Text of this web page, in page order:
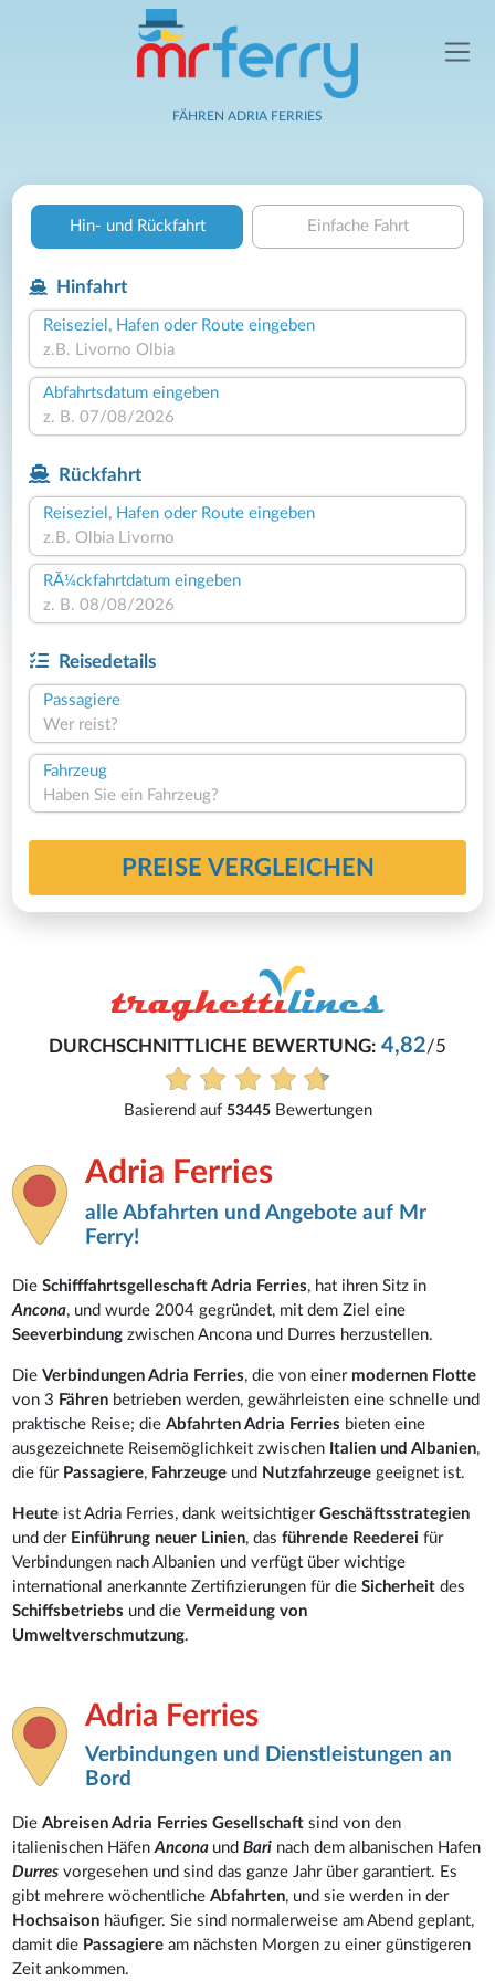
FÄHREN ADRIA FERRIES
Hin- und Rückfahrt Einfache Fahrt
Hinfahrt
Reiseziel, Hafen oder Route eingeben
Abfahrtsdatum eingeben
Rückfahrt
Reiseziel, Hafen oder Route eingeben
RÃ¼ckfahrtdatum eingeben
Reisedetails
Passagiere
Wer reist?
Fahrzeug
Haben Sie ein Fahrzeug?
PREISE VERGLEICHEN
DURCHSCHNITTLICHE BEWERTUNG: 4,82/5
Basierend auf 53445Bewertungen
Adria Ferries
alle Abfahrten und Angebote auf Mr
Ferry!
DieSchifffahrtsgelleschaft Adria Ferries, hat ihren Sitz in
Ancona, und wurde 2004 gegründet, mit dem Ziel eine
Seeverbindung zwischen Ancona und Durres herzustellen.
DieVerbindungen Adria Ferries, die von einer modernen Flotte
von 3 Fähren betrieben werden, gewährleisten eine schnelle und
praktische Reise; dieAbfahrten Adria Ferries bieten eine
ausgezeichnete Reisemöglichkeit zwischen Italien und Albanien,
die für Passagiere, Fahrzeuge und Nutzfahrzeugegeeignet ist.
Heute ist Adria Ferries, dank weitsichtigerGeschäftsstrategien
und der Einführung neuer Linien, dasführende Reedereifür
Verbindungen nach Albanien und verfügt über wichtige
international anerkannte Zertifizierungen für dieSicherheitdes
Schiffsbetriebs und dieVermeidung von
Umweltverschmutzung.
Adria Ferries
Verbindungen und Dienstleistungen an
Bord
DieAbreisen Adria Ferries Gesellschaftsind von den
italienischen HäfenAncona undBari nach dem albanischen Hafen
Durres vorgesehen und sind das ganze Jahr über garantiert. Es
gibt mehrere wöchentlicheAbfahrten, und sie werden in der
Hochsaison häufiger. Sie sind normalerweise am Abend geplant,
damit die Passagieream nächsten Morgen zu einer günstigeren
Zeit ankommen.